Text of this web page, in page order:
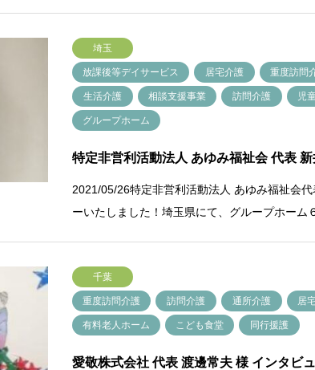
埼玉
放課後等デイサービス 居宅介護 重度訪問
生活介護 相談支援事業 訪問介護 児
グループホーム
特定非営利活動法人 あゆみ福祉会 代表
2021/05/26特定非営利活動法人 あゆみ福祉会
ーいたしました！埼玉県にて、グループホーム
千葉
重度訪問介護 訪問介護 通所介護 居
有料老人ホーム こども食堂 同行援護
愛敬株式会社 代表 渡邊常夫 様 インタビ